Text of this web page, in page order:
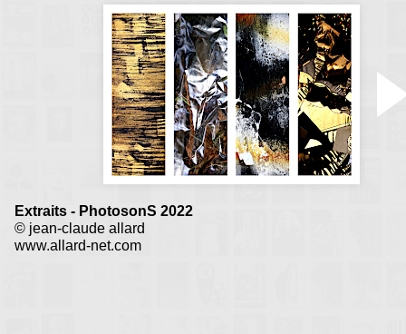
Extraits - PhotosonS 2022
© jean-claude allard
www.allard-net.com
randonnées. J'utilise
de dimension assez
tenir dans une poche
20cm), des feutres, et
boîte d'aquarelle